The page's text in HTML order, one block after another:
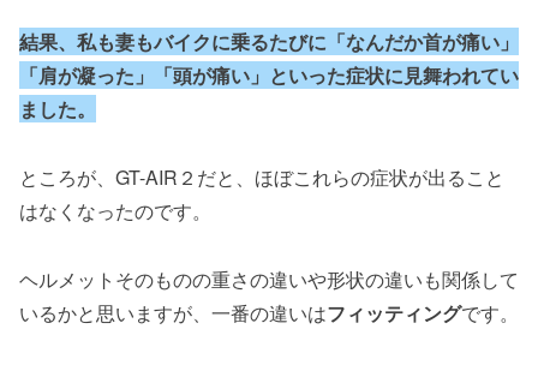
結果、私も妻もバイクに乗るたびに「なんだか首が痛い」
「肩が凝った」「頭が痛い」といった症状に見舞われてい
ました。
ところが、GT-AIR２だと、ほぼこれらの症状が出ること
はなくなったのです。
ヘルメットそのものの重さの違いや形状の違いも関係して
いるかと思いますが、一番の違いはフィッティングです。